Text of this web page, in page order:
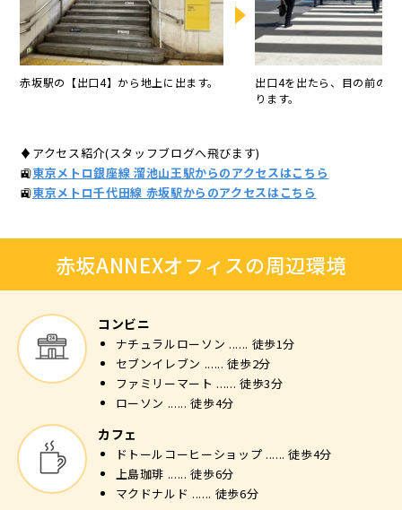
赤坂駅の【出口4】から地上に出ます。
出口4を出たら、目の前の横
ります。
♦アクセス紹介(スタッフブログへ飛びます)
🚉東京メトロ銀座線 溜池山王駅からのアクセスはこちら
🚉東京メトロ千代田線 赤坂駅からのアクセスはこちら
赤坂ANNEXオフィスの周辺環境
コンビニ
ナチュラルローソン ...... 徒歩1分
セブンイレブン ...... 徒歩2分
ファミリーマート ...... 徒歩3分
ローソン ...... 徒歩4分
カフェ
ドトールコーヒーショップ ...... 徒歩4分
上島珈琲 ...... 徒歩6分
マクドナルド ...... 徒歩6分